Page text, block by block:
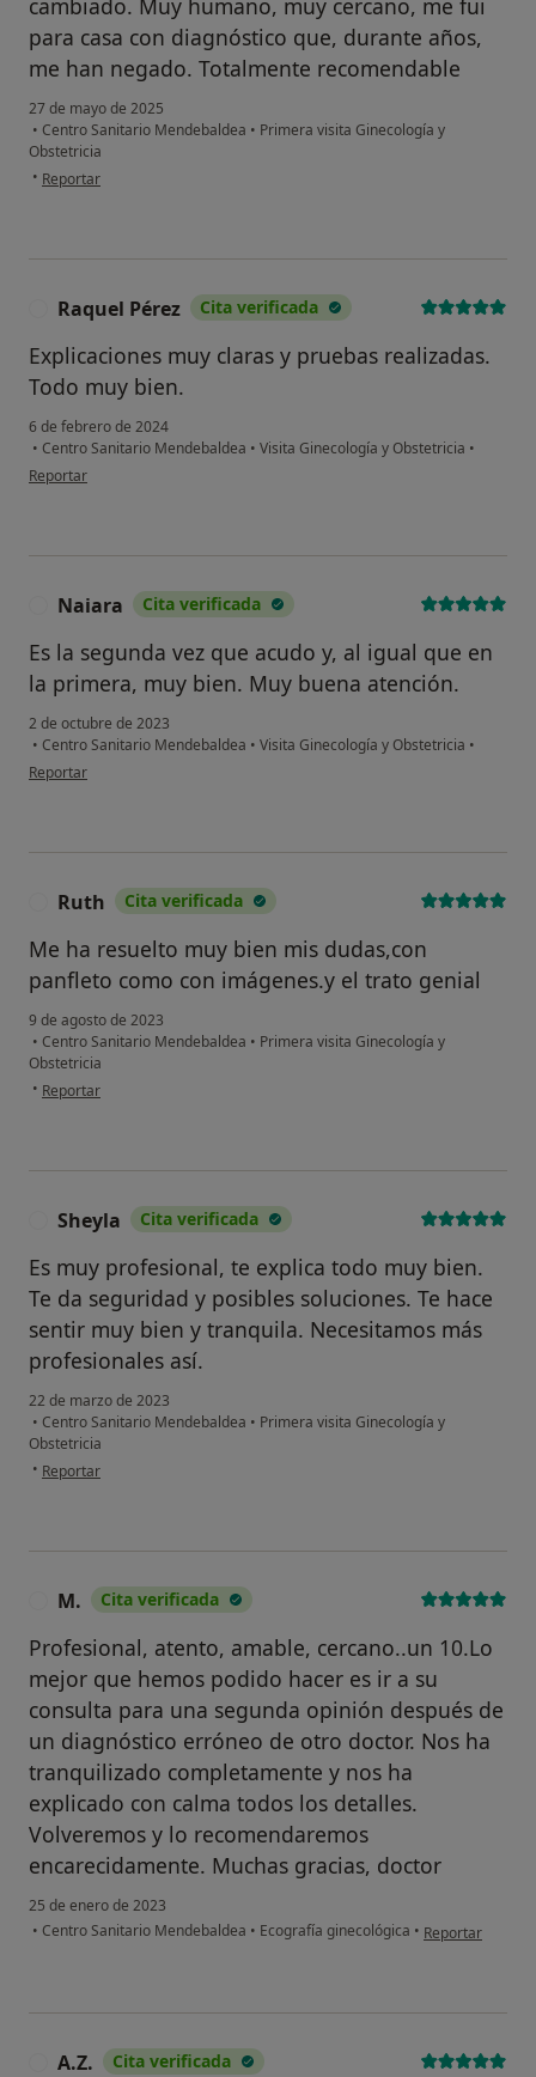
cambiado. Muy humano, muy cercano, me fui
para casa con diagnóstico que, durante años,
me han negado. Totalmente recomendable
27 de mayo de 2025
• Centro Sanitario Mendebaldea • Primera visita Ginecología y
Obstetricia
• en opinión del usuario BEL
Reportar
Raquel Pérez Cita verificada
Explicaciones muy claras y pruebas realizadas.
Todo muy bien.
6 de febrero de 2024
• Centro Sanitario Mendebaldea • Visita Ginecología y Obstetricia •
en opinión del usuario Raquel Pérez
Reportar
Naiara Cita verificada
Es la segunda vez que acudo y, al igual que en
la primera, muy bien. Muy buena atención.
2 de octubre de 2023
• Centro Sanitario Mendebaldea • Visita Ginecología y Obstetricia •
en opinión del usuario Naiara
Reportar
Ruth Cita verificada
Me ha resuelto muy bien mis dudas,con
panfleto como con imágenes.y el trato genial
9 de agosto de 2023
• Centro Sanitario Mendebaldea • Primera visita Ginecología y
Obstetricia
• en opinión del usuario Ruth
Reportar
Sheyla Cita verificada
Es muy profesional, te explica todo muy bien.
Te da seguridad y posibles soluciones. Te hace
sentir muy bien y tranquila. Necesitamos más
profesionales así.
22 de marzo de 2023
• Centro Sanitario Mendebaldea • Primera visita Ginecología y
Obstetricia
• en opinión del usuario Sheyla
Reportar
M. Cita verificada
Profesional, atento, amable, cercano..un 10.Lo
mejor que hemos podido hacer es ir a su
consulta para una segunda opinión después de
un diagnóstico erróneo de otro doctor. Nos ha
tranquilizado completamente y nos ha
explicado con calma todos los detalles.
Volveremos y lo recomendaremos
encarecidamente. Muchas gracias, doctor
25 de enero de 2023
• Centro Sanitario Mendebaldea • Ecografía ginecológica • en opinión del
Reportar
A.Z. Cita verificada